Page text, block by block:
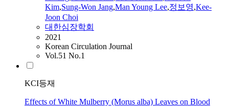
Kim,Sung-Won Jang,Man Young Lee,정보영,Kee-
Joon Choi
대한심장학회
2021
Korean Circulation Journal
Vol.51 No.1
KCI등재
Effects of White Mulberry (Morus alba) Leaves on Blood